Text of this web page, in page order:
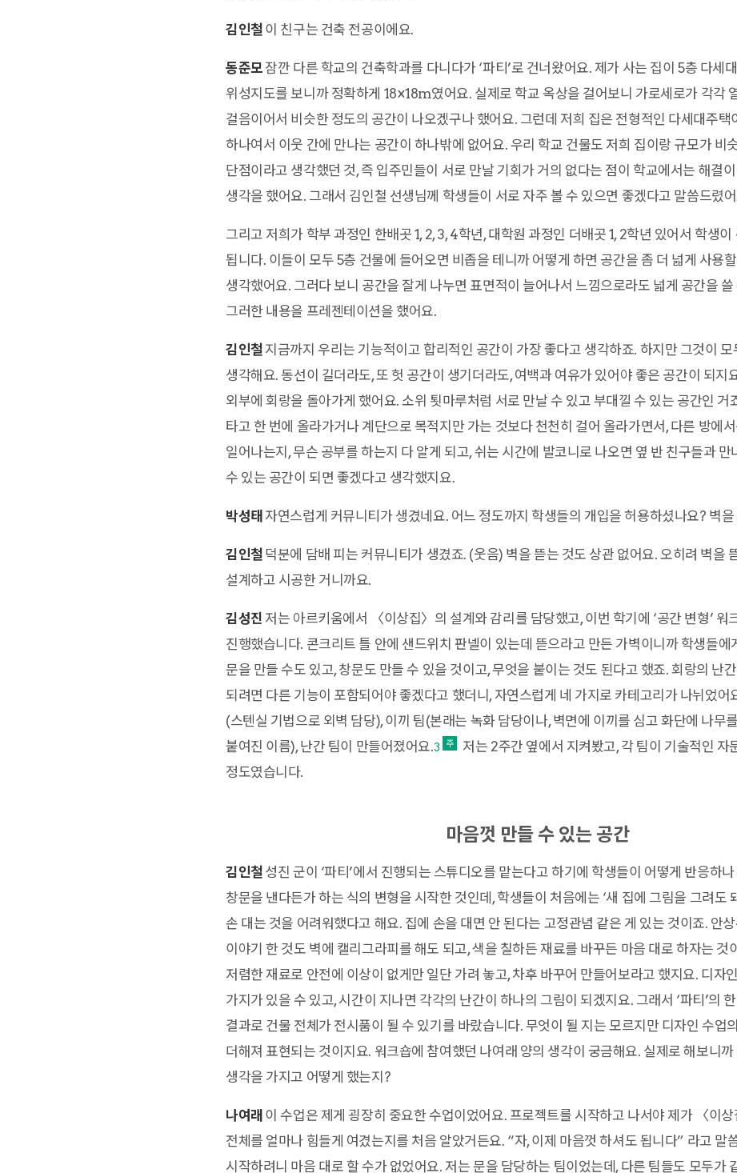
김인철 이 친구는 건축 전공이에요.
동준모 잠깐 다른 학교의 건축학과를 다니다가 ‘파티’로 건너왔어요. 제가 사는 집이 5층 다세
위성지도를 보니까 정확하게 18×18m였어요. 실제로 학교 옥상을 걸어보니 가로세로가 각각
걸음이어서 비슷한 정도의 공간이 나오겠구나 했어요. 그런데 저희 집은 전형적인 다세대주택
하나여서 이웃 간에 만나는 공간이 하나밖에 없어요. 우리 학교 건물도 저희 집이랑 규모가 비
단점이라고 생각했던 것, 즉 입주민들이 서로 만날 기회가 거의 없다는 점이 학교에서는 해결
생각을 했어요. 그래서 김인철 선생님께 학생들이 서로 자주 볼 수 있으면 좋겠다고 말씀드렸
그리고 저희가 학부 과정인 한배곳 1, 2, 3, 4학년, 대학원 과정인 더배곳 1, 2학년 있어서 학생
됩니다. 이들이 모두 5층 건물에 들어오면 비좁을 테니까 어떻게 하면 공간을 좀 더 넓게 사용
생각했어요. 그러다 보니 공간을 잘게 나누면 표면적이 늘어나서 느낌으로라도 넓게 공간을
그러한 내용을 프레젠테이션을 했어요.
김인철 지금까지 우리는 기능적이고 합리적인 공간이 가장 좋다고 생각하죠. 하지만 그것이
생각해요. 동선이 길더라도, 또 헛 공간이 생기더라도, 여백과 여유가 있어야 좋은 공간이 되지
외부에 회랑을 돌아가게 했어요. 소위 툇마루처럼 서로 만날 수 있고 부대낄 수 있는 공간인 거
타고 한 번에 올라가거나 계단으로 목적지만 가는 것보다 천천히 걸어 올라가면서, 다른 방에서
일어나는지, 무슨 공부를 하는지 다 알게 되고, 쉬는 시간에 발코니로 나오면 옆 반 친구들과 만
수 있는 공간이 되면 좋겠다고 생각했지요.
박성태 자연스럽게 커뮤니티가 생겼네요. 어느 정도까지 학생들의 개입을 허용하셨나요? 벽
김인철 덕분에 담배 피는 커뮤니티가 생겼죠. (웃음) 벽을 뜯는 것도 상관 없어요. 오히려 벽을
설계하고 시공한 거니까요.
김성진 저는 아르키움에서 〈이상집〉의 설계와 감리를 담당했고, 이번 학기에 ‘공간 변형’ 워
진행했습니다. 콘크리트 틀 안에 샌드위치 판넬이 있는데 뜯으라고 만든 가벽이니까 학생들에
문을 만들 수도 있고, 창문도 만들 수 있을 것이고, 무엇을 붙이는 것도 된다고 했죠. 회랑의 난
되려면 다른 기능이 포함되어야 좋겠다고 했더니, 자연스럽게 네 가지로 카테고리가 나뉘었어
(스텐실 기법으로 외벽 담당), 이끼 팀(본래는 녹화 담당이나, 벽면에 이끼를 심고 화단에 나무
붙여진 이름), 난간 팀이 만들어졌어요.3
저는 2주간 옆에서 지켜봤고, 각 팀이 기술적인 자
정도였습니다.
마음껏 만들 수 있는 공간
김인철 성진 군이 ‘파티’에서 진행되는 스튜디오를 맡는다고 하기에 학생들이 어떻게 반응하나
창문을 낸다든가 하는 식의 변형을 시작한 것인데, 학생들이 처음에는 ‘새 집에 그림을 그려도
손 대는 것을 어려워했다고 해요. 집에 손을 대면 안 된다는 고정관념 같은 게 있는 것이죠. 안
이야기 한 것도 벽에 캘리그라피를 해도 되고, 색을 칠하든 재료를 바꾸든 마음 대로 하자는 것
저렴한 재료로 안전에 이상이 없게만 일단 가려 놓고, 차후 바꾸어 만들어보라고 했지요. 디자
가지가 있을 수 있고, 시간이 지나면 각각의 난간이 하나의 그림이 되겠지요. 그래서 ‘파티’의
결과로 건물 전체가 전시품이 될 수 있기를 바랐습니다. 무엇이 될 지는 모르지만 디자인 수업
더해져 표현되는 것이지요. 워크숍에 참여했던 나여래 양의 생각이 궁금해요. 실제로 해보니까
생각을 가지고 어떻게 했는지?
나여래 이 수업은 제게 굉장히 중요한 수업이었어요. 프로젝트를 시작하고 나서야 제가 〈이상
전체를 얼마나 힘들게 여겼는지를 처음 알았거든요. “자, 이제 마음껏 하셔도 됩니다” 라고 말
시작하려니 마음 대로 할 수가 없었어요. 저는 문을 담당하는 팀이었는데, 다른 팀들도 모두가